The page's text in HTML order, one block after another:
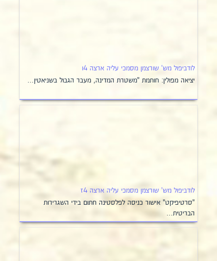
לודביפול מש' שורצמן מסמכי עליה ארצה 4ו
יציאה מפולין: חותמת "משטרת המדינה, מעבר הגבול בשניאטין…
לודביפול מש' שורצמן מסמכי עליה ארצה 4ז
"סרטיפיקט" אישור כניסה לפלסטינה חתום בידי השגרירות
הבריטית…